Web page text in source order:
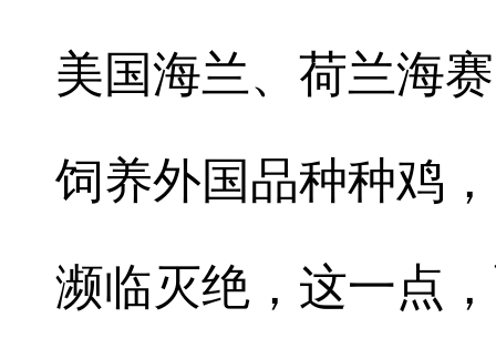
美国海兰、荷兰海
饲养外国品种种鸡
濒临灭绝，这一点